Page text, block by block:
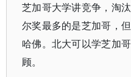
芝加哥大学讲竞争，淘
尔奖最多的是芝加哥，
哈佛。北大可以学芝加
顾。